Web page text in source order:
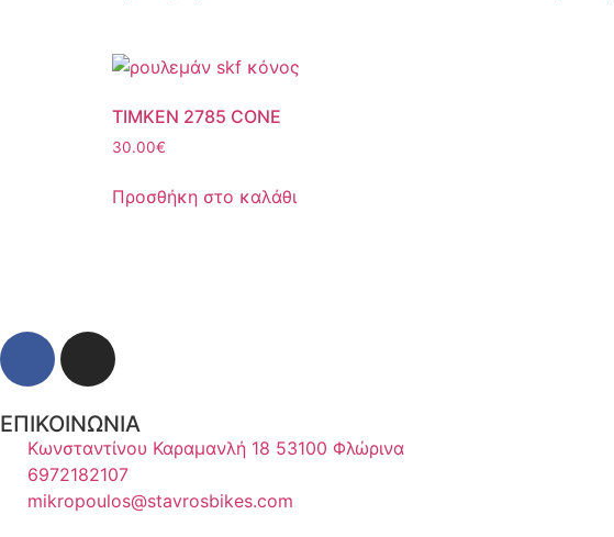
TIMKEN 2785 CONE
30.00€
Προσθήκη στο καλάθι
ΕΠΙΚΟΙΝΩΝΙΑ
Κωνσταντίνου Καραμανλή 18 53100 Φλώρινα
6972182107
mikropoulos@stavrosbikes.com